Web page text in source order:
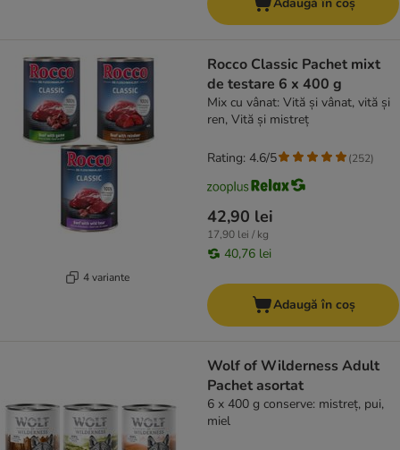
4 variante
Rocco Classic Pachet mixt
de testare 6 x 400 g
Mix cu vânat: Vită și vânat, vită și
ren, Vită și mistreț
42,90 lei
17,90 lei / kg
40,76 lei
Rating: 4.6/5 (252)
Adaugă în coș
Wolf of Wilderness Adult
Pachet asortat
6 x 400 g conserve: mistreț, pui,
miel